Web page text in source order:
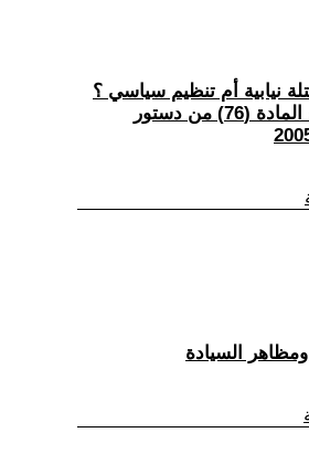
نيابية أم تنظيم سياسي ؟
دراسة تحليلية في ضوء المادة (76) من دستور